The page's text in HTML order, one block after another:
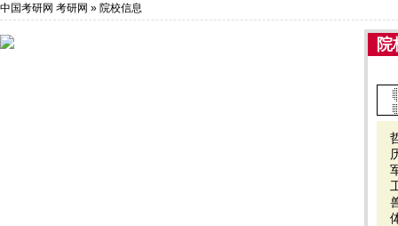
中国考研网 考研网 » 院校信息
院